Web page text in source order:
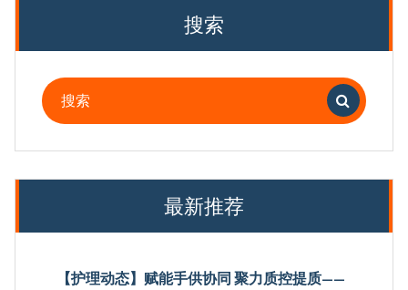
搜索
搜
索：
最新推荐
【护理动态】赋能手供协同 聚力质控提质——